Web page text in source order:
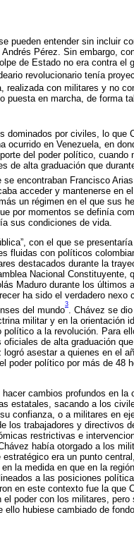
pueden entender sin incluir
Pérez. Sin embargo,
de Estado no era contra el
revolucionario tenía
con militares y no
en marcha, de forma
dominados por civiles, lo que
en Venezuela, en
del poder político, cuando
de alta graduación que
encontraban Francisco
acceder y mantenerse en
un régimen en el que sus
por momentos se definía
sus condiciones de vida.
con el que se
fluidas con políticos
destacados durante la
Nacional Constituyente,
Maduro durante los últimos
ha sido el verdadero nexo
del mundo
3
. Chávez se
militar y en la orientación
a la revolución. Para
de alta graduación
asestar a quienes en el
poder político por más de 48
cambios profundos en la
estatales, sacando a los
confianza, o a militares en
los trabajadores y directivos
restrictivas e
había otorgado a los
era un punto
la medida en que en la
a las posiciones
en este contexto fue la que
poder con los militares,
hubiese cambiado de